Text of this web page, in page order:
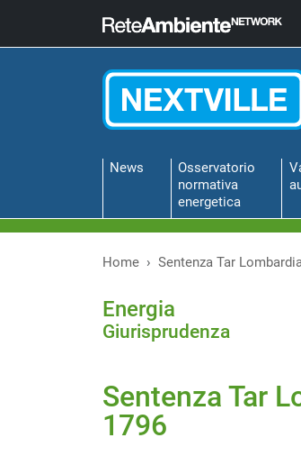
News
Osservatorio
normativa
energetica
Home Sentenza Tar
Energia
Giurisprudenza
Sentenza Tar
1796